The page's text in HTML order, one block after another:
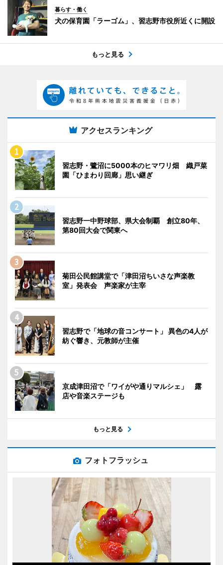
暮らす・働く
犬の保育園「ラーゴム」、習志野市役所近くに開設
もっと見る
アクセスランキング
習志野・鷺沼に5000本のヒマワリ畑 織戸菜
園「ひまわり回廊」思い継ぎ
習志野一中野球部、県大会制覇 創立80年、
第80回大会で関東へ
菊田公民館講堂で「津田沼ちいさな声楽教
室」発表会 声楽家が主宰
習志野で「地球の音コンサート」 異色の4人が
紡ぐ響き、元教師が主催
京成津田沼で「ワイがや通りマルシェ」 露
店や音楽ステージも
もっと見る
フォトフラッシュ